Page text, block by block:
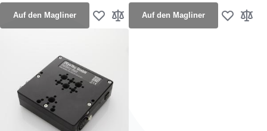
Auf den Magliner Zur Wunschliste hinzufügen
Zur Vergleichsliste hinzufügen
Auf den Magliner Zur Zur